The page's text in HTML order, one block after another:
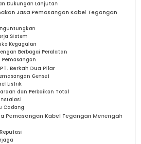
Dukungan Lanjutan
Jasa Pemasangan Kabel Tegangan
Sistem
Kegagalan
Berbagai Peralatan
Pemasangan
Berkah Dua Pilar
Genset
Listrik
dan Perbaikan Total
Cadang
Pemasangan Kabel Tegangan Menengah